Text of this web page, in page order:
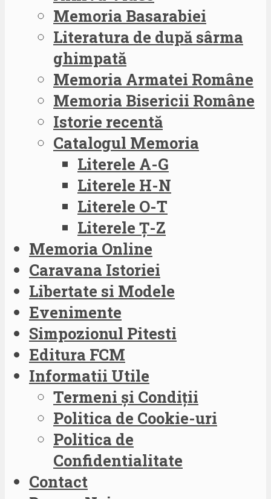
Memoria Basarabiei
Literatura de după sârma
ghimpată
Memoria Armatei Române
Memoria Bisericii Române
Istorie recentă
Catalogul Memoria
Literele A-G
Literele H-N
Literele O-T
Literele Ț-Z
Memoria Online
Caravana Istoriei
Libertate si Modele
Evenimente
Simpozionul Pitesti
Editura FCM
Informatii Utile
Termeni și Condiții
Politica de Cookie-uri
Politica de
Confidentialitate
Contact